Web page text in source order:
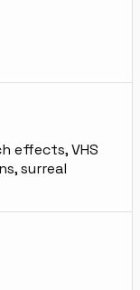
effects, VHS
surreal